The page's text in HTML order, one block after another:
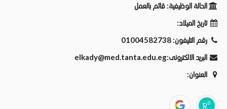
الحالة الوظيفية: قائم بالعمل
تاريخ الميلاد:
رقم التليفون: 01004582738
البريد الالكترونى:elkady@med.tanta.edu.eg
العنوان: